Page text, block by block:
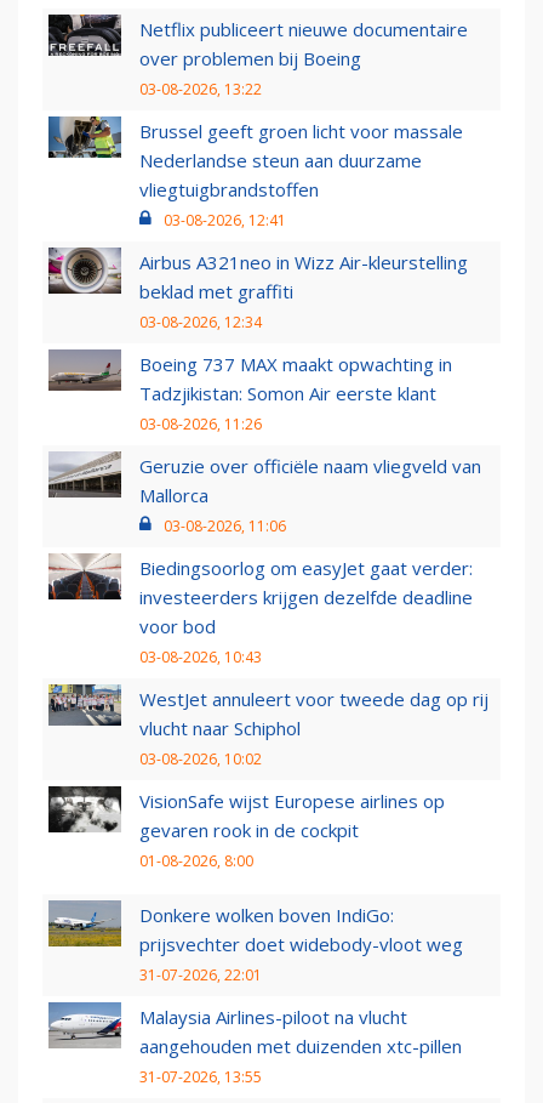
Netflix publiceert nieuwe documentaire
over problemen bij Boeing
03-08-2026, 13:22
Brussel geeft groen licht voor massale
Nederlandse steun aan duurzame
vliegtuigbrandstoffen
03-08-2026, 12:41
Airbus A321neo in Wizz Air-kleurstelling
beklad met graffiti
03-08-2026, 12:34
Boeing 737 MAX maakt opwachting in
Tadzjikistan: Somon Air eerste klant
03-08-2026, 11:26
Geruzie over officiële naam vliegveld van
Mallorca
03-08-2026, 11:06
Biedingsoorlog om easyJet gaat verder:
investeerders krijgen dezelfde deadline
voor bod
03-08-2026, 10:43
WestJet annuleert voor tweede dag op rij
vlucht naar Schiphol
03-08-2026, 10:02
VisionSafe wijst Europese airlines op
gevaren rook in de cockpit
01-08-2026, 8:00
Donkere wolken boven IndiGo:
prijsvechter doet widebody-vloot weg
31-07-2026, 22:01
Malaysia Airlines-piloot na vlucht
aangehouden met duizenden xtc-pillen
31-07-2026, 13:55